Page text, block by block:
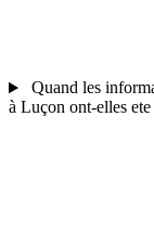
Quand les
à Luçon ont-elles